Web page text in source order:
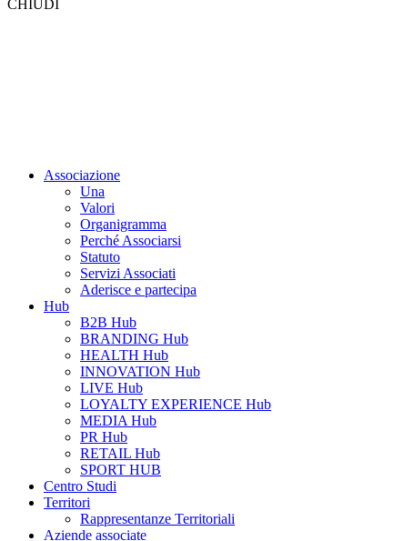
CHIUDI
Associazione
Una
Valori
Organigramma
Perché Associarsi
Statuto
Servizi Associati
Aderisce e partecipa
Hub
B2B Hub
BRANDING Hub
HEALTH Hub
INNOVATION Hub
LIVE Hub
LOYALTY EXPERIENCE Hub
MEDIA Hub
PR Hub
RETAIL Hub
SPORT HUB
Centro Studi
Territori
Rappresentanze Territoriali
Aziende associate